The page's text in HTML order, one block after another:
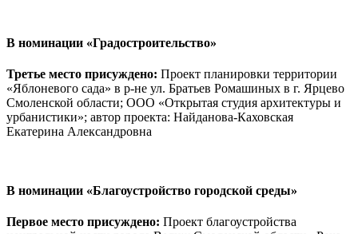
В номинации «Градостроительство»
Третье место присуждено: Проект планировки территории
«Яблоневого сада» в р-не ул. Братьев Ромашиных в г. Ярцево
Смоленской области; ООО «Открытая студия архитектуры и
урбанистики»; автор проекта: Найданова-Каховская
Екатерина Александровна
В номинации «Благоустройство городской среды»
Первое место присуждено: Проект благоустройства